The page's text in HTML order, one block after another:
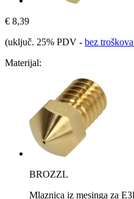
€ 8,39
(uključ. 25% PDV - bez
Materijal:
BROZZL
Mlaznica iz mesinga za